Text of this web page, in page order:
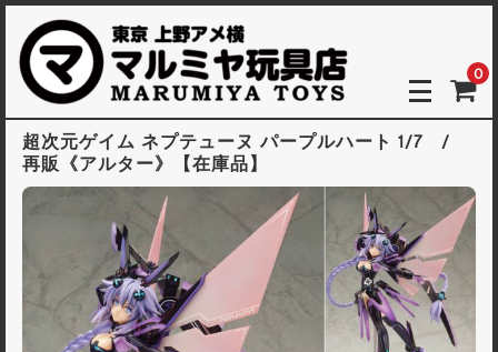
0
超次元ゲイム ネプテューヌ パープルハート 1/7 /
再販《アルター》【在庫品】